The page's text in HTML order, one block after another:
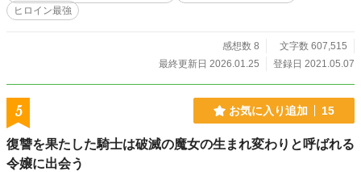
ヒロイン最強
感想数 8
文字数 607,515
最終更新日 2026.01.25
登録日 2021.05.07
5 お気に入り追加 15
復讐を果たした騎士は破滅の魔女の生まれ変わりと呼ばれる
令嬢に出会う